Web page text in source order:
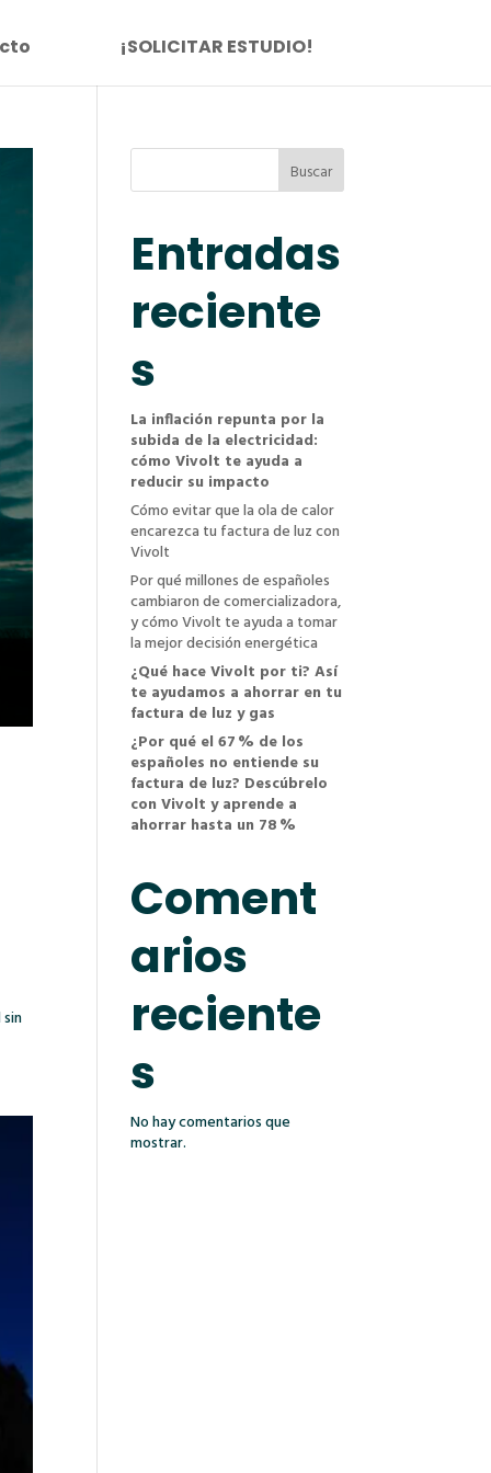
¡SOLICITAR ESTUDIO!
Buscar
Entradas
reciente
s
La inflación repunta por la
subida de la electricidad:
cómo Vivolt te ayuda a
reducir su impacto
Cómo evitar que la ola de calor
encarezca tu factura de luz con
Vivolt
Por qué millones de españoles
cambiaron de comercializadora,
y cómo Vivolt te ayuda a tomar
la mejor decisión energética
¿Qué hace Vivolt por ti? Así
te ayudamos a ahorrar en tu
factura de luz y gas
¿Por qué el 67 % de los
españoles no entiende su
factura de luz? Descúbrelo
con Vivolt y aprende a
ahorrar hasta un 78 %
Coment
arios
reciente
s
No hay comentarios que
mostrar.